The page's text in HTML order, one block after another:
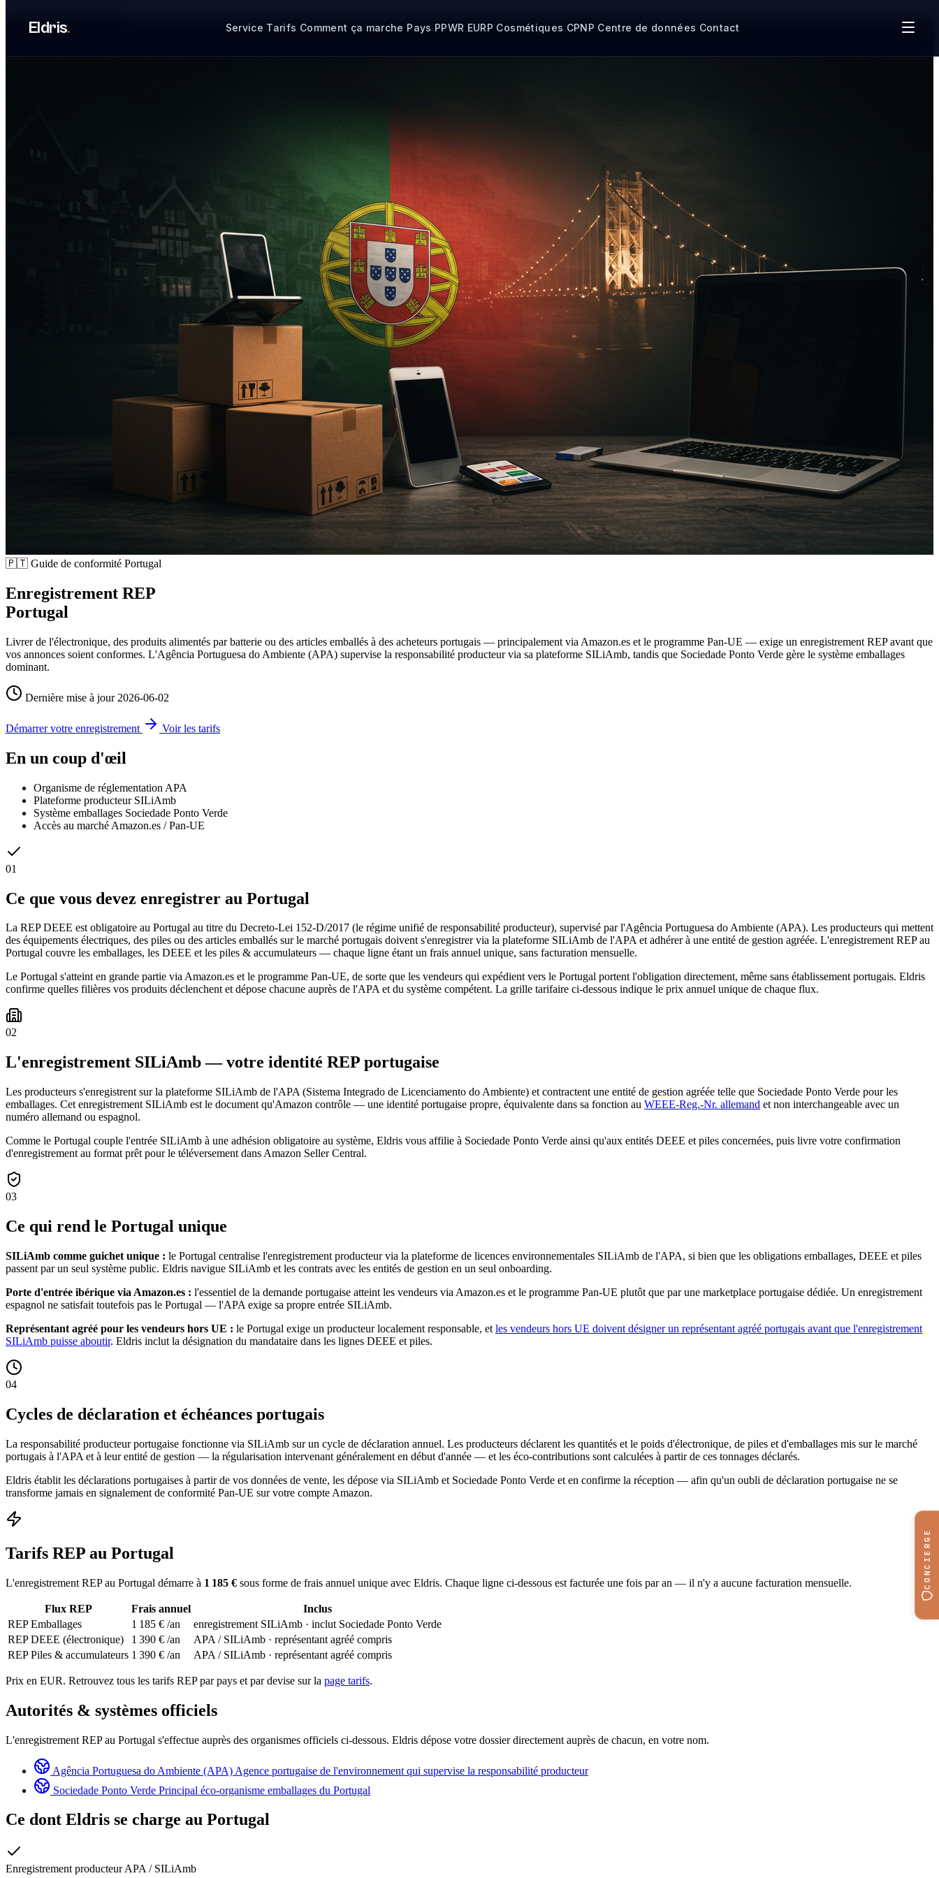
Eldris. Service Tarifs Comment ça marche Pays PPWR EURP Cosmétiques CPNP Centre de données Contact
🇵🇹 Guide de conformité Portugal
Enregistrement REP
Portugal
Livrer de l'électronique, des produits alimentés par batterie ou des articles emballés à des acheteurs portugais — principalement via Amazon.es et le programme Pan-UE — exige un enregistrement REP avant que
vos annonces soient conformes. L'Agência Portuguesa do Ambiente (APA) supervise la responsabilité producteur via sa plateforme SILiAmb, tandis que Sociedade Ponto Verde gère le système emballages
dominant.
Dernière mise à jour 2026-06-02
Démarrer votre enregistrement Voir les tarifs
En un coup d'œil
Organisme de réglementation APA
Plateforme producteur SILiAmb
Système emballages Sociedade Ponto Verde
Accès au marché Amazon.es / Pan-UE
01
Ce que vous devez enregistrer au Portugal
La REP DEEE est obligatoire au Portugal au titre du Decreto-Lei 152-D/2017 (le régime unifié de responsabilité producteur), supervisé par l'Agência Portuguesa do Ambiente (APA). Les producteurs qui mettent
des équipements électriques, des piles ou des articles emballés sur le marché portugais doivent s'enregistrer via la plateforme SILiAmb de l'APA et adhérer à une entité de gestion agréée. L'enregistrement REP au
Portugal couvre les emballages, les DEEE et les piles & accumulateurs — chaque ligne étant un frais annuel unique, sans facturation mensuelle.
Le Portugal s'atteint en grande partie via Amazon.es et le programme Pan-UE, de sorte que les vendeurs qui expédient vers le Portugal portent l'obligation directement, même sans établissement portugais. Eldris
confirme quelles filières vos produits déclenchent et dépose chacune auprès de l'APA et du système compétent. La grille tarifaire ci-dessous indique le prix annuel unique de chaque flux.
02
L'enregistrement SILiAmb — votre identité REP portugaise
Les producteurs s'enregistrent sur la plateforme SILiAmb de l'APA (Sistema Integrado de Licenciamento do Ambiente) et contractent une entité de gestion agréée telle que Sociedade Ponto Verde pour les
emballages. Cet enregistrement SILiAmb est le document qu'Amazon contrôle — une identité portugaise propre, équivalente dans sa fonction au WEEE-Reg.-Nr. allemand et non interchangeable avec un
numéro allemand ou espagnol.
Comme le Portugal couple l'entrée SILiAmb à une adhésion obligatoire au système, Eldris vous affilie à Sociedade Ponto Verde ainsi qu'aux entités DEEE et piles concernées, puis livre votre confirmation
d'enregistrement au format prêt pour le téléversement dans Amazon Seller Central.
03
Ce qui rend le Portugal unique
SILiAmb comme guichet unique : le Portugal centralise l'enregistrement producteur via la plateforme de licences environnementales SILiAmb de l'APA, si bien que les obligations emballages, DEEE et piles
passent par un seul système public. Eldris navigue SILiAmb et les contrats avec les entités de gestion en un seul onboarding.
Porte d'entrée ibérique via Amazon.es : l'essentiel de la demande portugaise atteint les vendeurs via Amazon.es et le programme Pan-UE plutôt que par une marketplace portugaise dédiée. Un enregistrement
espagnol ne satisfait toutefois pas le Portugal — l'APA exige sa propre entrée SILiAmb.
Représentant agréé pour les vendeurs hors UE : le Portugal exige un producteur localement responsable, et les vendeurs hors UE doivent désigner un représentant agréé portugais avant que l'enregistrement
SILiAmb puisse aboutir. Eldris inclut la désignation du mandataire dans les lignes DEEE et piles.
04
Cycles de déclaration et échéances portugais
La responsabilité producteur portugaise fonctionne via SILiAmb sur un cycle de déclaration annuel. Les producteurs déclarent les quantités et le poids d'électronique, de piles et d'emballages mis sur le marché
portugais à l'APA et à leur entité de gestion — la régularisation intervenant généralement en début d'année — et les éco-contributions sont calculées à partir de ces tonnages déclarés.
Eldris établit les déclarations portugaises à partir de vos données de vente, les dépose via SILiAmb et Sociedade Ponto Verde et en confirme la réception — afin qu'un oubli de déclaration portugaise ne se
transforme jamais en signalement de conformité Pan-UE sur votre compte Amazon.
Tarifs REP au Portugal
L'enregistrement REP au Portugal démarre à 1 185 € sous forme de frais annuel unique avec Eldris. Chaque ligne ci-dessous est facturée une fois par an — il n'y a aucune facturation mensuelle.
Flux REP Frais annuel
Inclus
REP Emballages
1 185 € /an
enregistrement SILiAmb · inclut Sociedade Ponto Verde
REP DEEE (électronique)
1 390 € /an
APA / SILiAmb · représentant agréé compris
REP Piles & accumulateurs 1 390 € /an APA / SILiAmb · représentant agréé compris
Prix en EUR. Retrouvez tous les tarifs REP par pays et par devise sur la page tarifs.
Autorités & systèmes officiels
L'enregistrement REP au Portugal s'effectue auprès des organismes officiels ci-dessous. Eldris dépose votre dossier directement auprès de chacun, en votre nom.
Agência Portuguesa do Ambiente (APA) Agence portugaise de l'environnement qui supervise la responsabilité producteur
Sociedade Ponto Verde Principal éco-organisme emballages du Portugal
Ce dont Eldris se charge au Portugal
Enregistrement producteur APA / SILiAmb
CONCIERGE